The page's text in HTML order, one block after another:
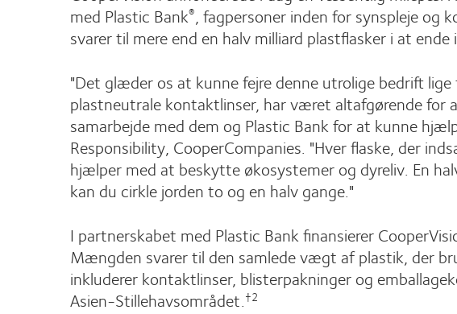
med Plastic Bank®, fagpersoner inden for synspleje
svarer til mere end en halv milliard plastflasker i at ende
"Det glæder os at kunne fejre denne utrolige bedrift
plastneutrale kontaktlinser, har været altafgørende for
samarbejde med dem og Plastic Bank for at kunne
Responsibility, CooperCompanies. "Hver flaske, der
hjælper med at beskytte økosystemer og dyreliv. En
kan du cirkle jorden to og en halv gange."
I partnerskabet med Plastic Bank finansierer
Mængden svarer til den samlede vægt af plastik, der
inkluderer kontaktlinser, blisterpakninger og
Asien-Stillehavsområdet.†2